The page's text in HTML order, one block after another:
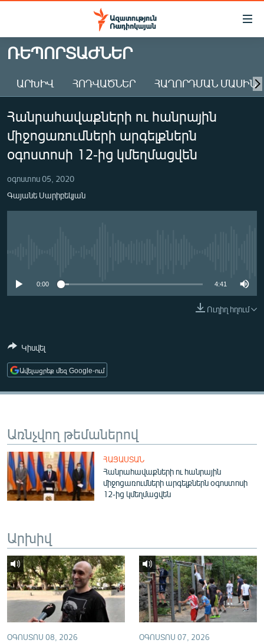
Մատչելիության
Անցնել
հիմնական
Անցնել
հիմնական
մենյուին
Որոնում
ԱԶԱՏՈՒԹՅՈՒՆ TV
ՀԱՅԱՍՏԱՆ
ԸՆՏՐՈՒԹՅՈՒՆՆԵՐ 2026
ԻՐԱՎՈՒՆՔ
ՂԱՐԱԲԱՂ
ՄՇԱԿՈՒՅԹ
ԿՈՐՈՆԱՎԻՐՈՒՍ
ԲԱՆԱՎԵՃ
ՁԳՏԵԼՈՎ ԼԱՎԱԳՈՒՅՆԻՆ
ՓՈԴՔԱՍԹ
English
Русский
ՀԵՏԵՎԵՔ ՄԵԶ
ՌԵՊՈՐՏԱԺՆԵՐ
ԱՐԽԻՎ ՀՈԴՎԱԾՆԵՐ ՀԱՂՈՐԴՄԱՆ ՄԱՍԻՆ
Հանրահավաքների ու հանրային
միջոցառումների արգելքներն
օգոստոսի 12-ից կմեղմացվեն
օգոստոս 05, 2020
Գայանե Սարիբեկյան
0:00 4:41
Ուղիղ հղում
Կիսվել
Ավելացրեք մեզ Google-ում
Առնչվող թեմաներով
ՀԱՅԱՍՏԱՆ
Հանրահավաքների ու հանրային
միջոցառումների արգելքներն օգոստոսի
12-ից կմեղմացվեն
Արխիվ
ՕԳՈՍՏՈՍ 08, 2026 ՕԳՈՍՏՈՍ 07, 2026